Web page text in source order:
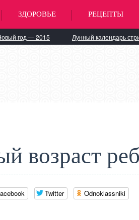
ЗДОРОВЬЕ РЕЦЕПТЫ
год — 2015 Лунный календарь
возраст
Twitter Odnoklassniki